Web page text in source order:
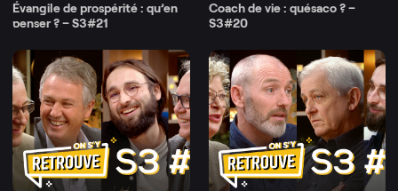
Évangile de prospérité : qu’en
penser ? – S3#21
Coach de vie : quésaco ? –
S3#20